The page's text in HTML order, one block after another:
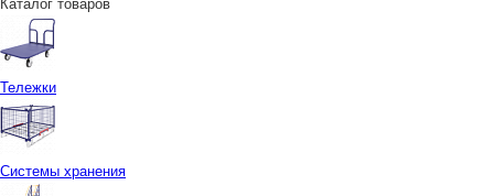
Каталог товаров
Тележки
Системы хранения